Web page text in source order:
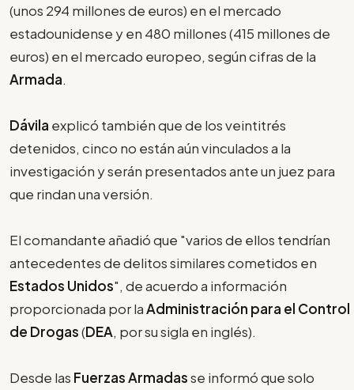
(unos 294 millones de euros) en el mercado
estadounidense y en 480 millones (415 millones de
euros) en el mercado europeo, según cifras de la
Armada.
Dávila explicó también que de los veintitrés
detenidos, cinco no están aún vinculados a la
investigación y serán presentados ante un juez para
que rindan una versión.
El comandante añadió que "varios de ellos tendrían
antecedentes de delitos similares cometidos en
Estados Unidos", de acuerdo a información
proporcionada por laAdministración para el Control
de Drogas(DEA, por su sigla en inglés).
Desde las Fuerzas Armadasse informó que solo